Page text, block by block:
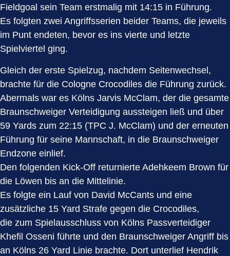
Fieldgoal sein Team erstmalig mit 14:15 in Führung.
Es folgten zwei Angriffsserien beider Teams, die jeweils
im Punt endeten, bevor es ins vierte und letzte
Spielviertel ging.
Gleich der erste Spielzug, nachdem Seitenwechsel,
brachte für die Cologne Crocodiles die Führung zurück.
Abermals war es Kölns Jarvis McClam, der die gesamte
Braunschweiger Verteidigung aussteigen ließ und über
59 Yards zum 22:15 (TPC J. McClam) und der erneuten
Führung für seine Mannschaft, in die Braunschweiger
Endzone einlief.
Den folgenden Kick-Off returnierte Adehkeem Brown für
die Löwen bis an die Mittelinie.
Es folgte ein Lauf von David McCants und eine
zusätzliche 15 Yard Strafe gegen die Crocodiles,
die zum Spielausschluss von Kölns Passverteidiger
Khefil Osseni führte und den Braunschweiger Angriff bis
an Kölns 26 Yard Linie brachte. Dort unterlief Hendrik